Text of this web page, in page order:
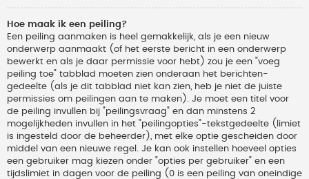
Hoe maak ik een peiling?
Een peiling aanmaken is heel gemakkelijk, als je een nieuw
onderwerp aanmaakt (of het eerste bericht in een onderwerp
bewerkt en als je daar permissie voor hebt) zou je een "voeg
peiling toe" tabblad moeten zien onderaan het berichten-
gedeelte (als je dit tabblad niet kan zien, heb je niet de juiste
permissies om peilingen aan te maken). Je moet een titel voor
de peiling invullen bij "peilingsvraag" en dan minstens 2
mogelijkheden invullen in het "peilingopties"-tekstgedeelte (limiet
is ingesteld door de beheerder), met elke optie gescheiden door
middel van een nieuwe regel. Je kan ook instellen hoeveel opties
een gebruiker mag kiezen onder "opties per gebruiker" en een
tijdslimiet in dagen voor de peiling (0 is een peiling van oneindige